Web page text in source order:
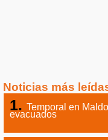
Noticias más
Temporal en
evacuados